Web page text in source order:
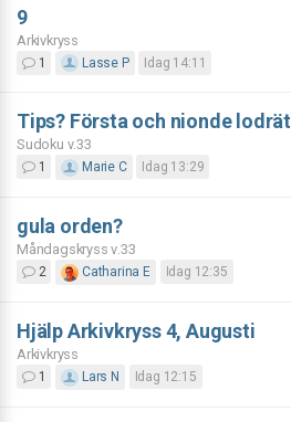
9
Arkivkryss
1 Lasse P Idag 14:11
Tips? Första och nionde lodrät
Sudoku v.33
1 Marie C Idag 13:29
gula orden?
Måndagskryss v.33
2 Catharina E Idag 12:35
Hjälp Arkivkryss 4, Augusti
Arkivkryss
1 Lars N Idag 12:15